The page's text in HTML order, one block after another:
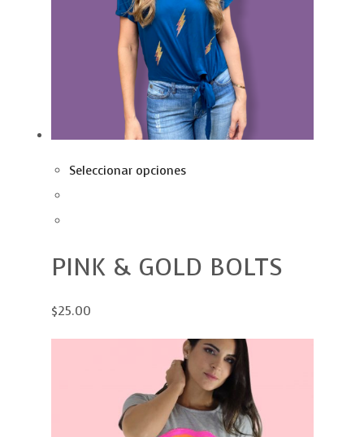
Seleccionar opciones
PINK & GOLD BOLTS
$25.00